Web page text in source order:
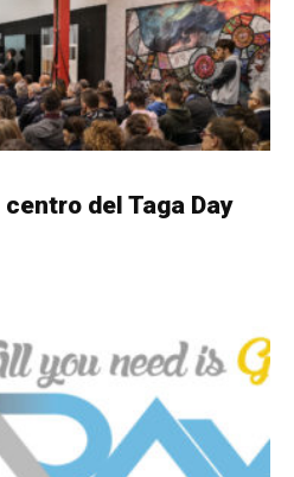
del Taga Day